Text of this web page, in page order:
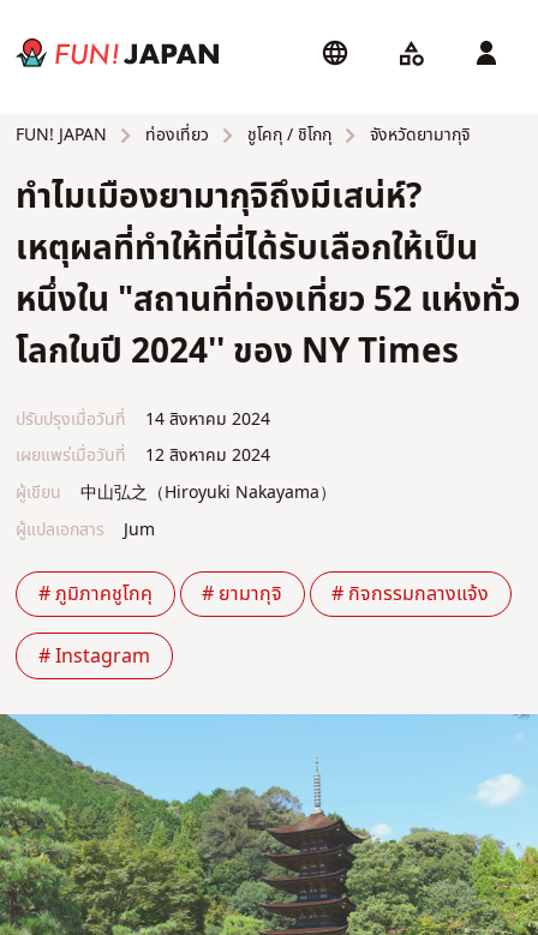
FUN! JAPAN ท่องเที่ยว ชูโคกุ / ชิโกกุ จังหวัดยามากุจิ
ทำไมเมืองยามากุจิถึงมีเสน่ห์?
เหตุผลที่ทำให้ที่นี่ได้รับเลือกให้เป็น
หนึ่งใน "สถานที่ท่องเที่ยว 52 แห่งทั่ว
โลกในปี 2024'' ของ NY Times
ปรับปรุงเมื่อวันที่
14 สิงหาคม 2024
เผยแพร่เมื่อวันที่
12 สิงหาคม 2024
ผู้เขียน
中山弘之（Hiroyuki Nakayama）
ผู้แปลเอกสาร
Jum
# ภูมิภาคชูโกคุ # ยามากุจิ # กิจกรรมกลางแจ้ง
# Instagram